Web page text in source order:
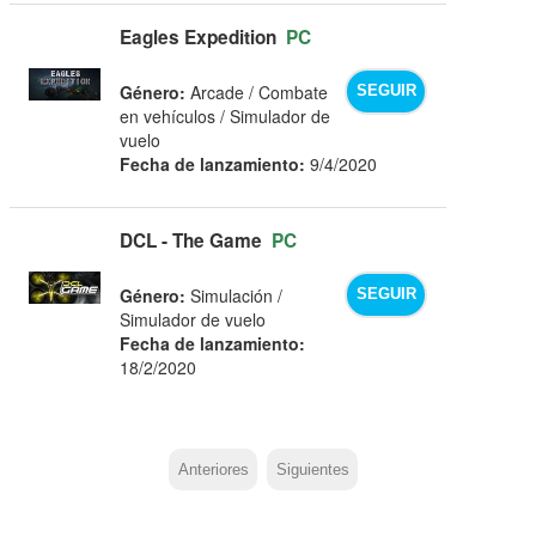
Eagles Expedition PC
SEGUIR
Género: Arcade / Combate
en vehículos / Simulador de
vuelo
Fecha de lanzamiento: 9/4/2020
DCL - The Game PC
SEGUIR
Género: Simulación /
Simulador de vuelo
Fecha de lanzamiento:
18/2/2020
Anteriores Siguientes